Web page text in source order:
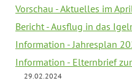
Vorschau - Aktuelles im
Bericht - Ausflug in das
Information - Jahresplan
Information - Elternbrief
29.02.2024